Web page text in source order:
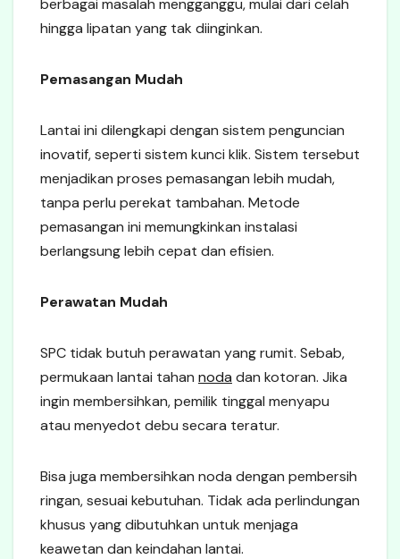
berbagai masalah mengganggu, mulai dari celah
hingga lipatan yang tak diinginkan.
Pemasangan Mudah
Lantai ini dilengkapi dengan sistem penguncian
inovatif, seperti sistem kunci klik. Sistem tersebut
menjadikan proses pemasangan lebih mudah,
tanpa perlu perekat tambahan. Metode
pemasangan ini memungkinkan instalasi
berlangsung lebih cepat dan efisien.
Perawatan Mudah
SPC tidak butuh perawatan yang rumit. Sebab,
permukaan lantai tahan noda dan kotoran. Jika
ingin membersihkan, pemilik tinggal menyapu
atau menyedot debu secara teratur.
Bisa juga membersihkan noda dengan pembersih
ringan, sesuai kebutuhan. Tidak ada perlindungan
khusus yang dibutuhkan untuk menjaga
keawetan dan keindahan lantai.